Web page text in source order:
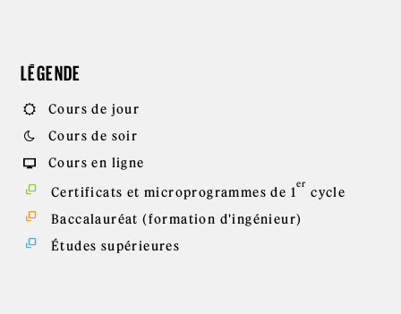
LÉGENDE
Cours de jour
Cours de soir
Cours en ligne
Certificats et microprogrammes de 1
er
cycle
Baccalauréat (formation d'ingénieur)
Études supérieures